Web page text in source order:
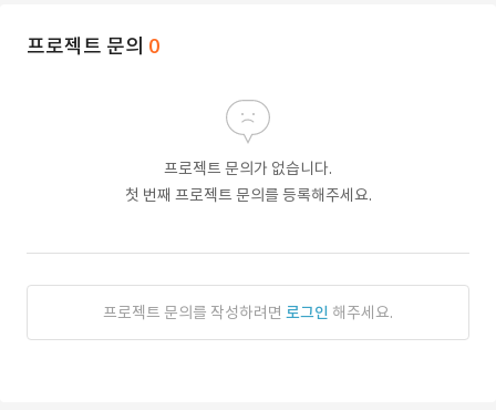
프로젝트 문의 0
프로젝트 문의가 없습니다.
첫 번째 프로젝트 문의를 등록해주세요.
프로젝트 문의를 작성하려면 로그인 해주세요.